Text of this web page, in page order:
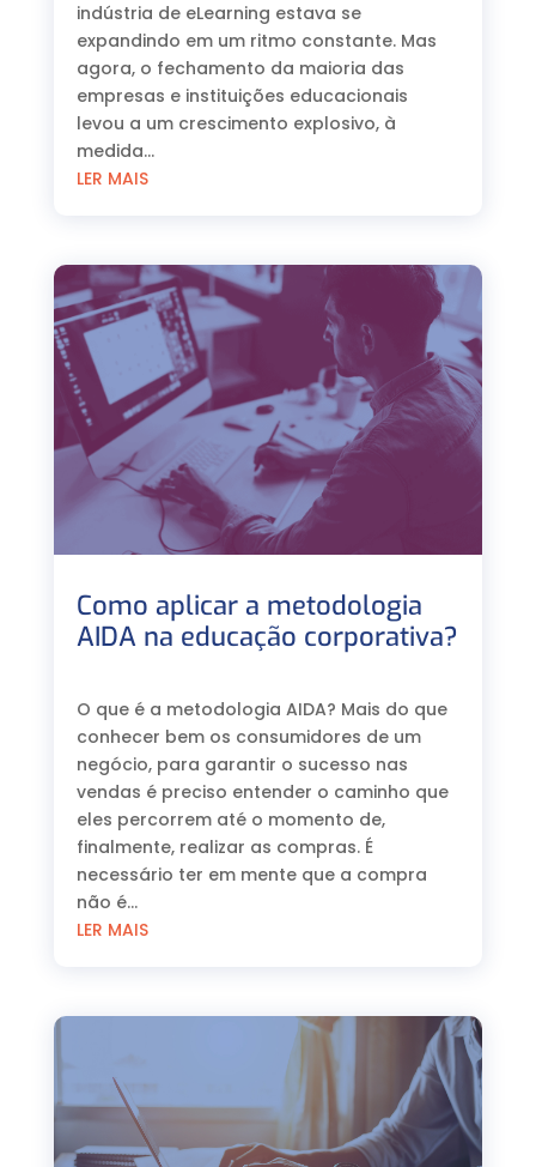
indústria de eLearning estava se
expandindo em um ritmo constante. Mas
agora, o fechamento da maioria das
empresas e instituições educacionais
levou a um crescimento explosivo, à
medida...
LER MAIS
Como aplicar a metodologia
AIDA na educação corporativa?
O que é a metodologia AIDA? Mais do que
conhecer bem os consumidores de um
negócio, para garantir o sucesso nas
vendas é preciso entender o caminho que
eles percorrem até o momento de,
finalmente, realizar as compras. É
necessário ter em mente que a compra
não é...
LER MAIS